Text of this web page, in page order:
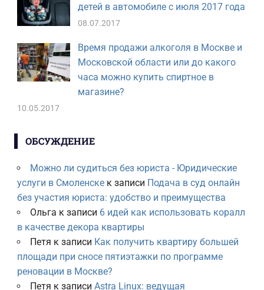
детей в автомобиле с июля 2017 года
08.07.2017
Время продажи алкоголя в Москве и
Московской области или до какого
часа можно купить спиртное в
магазине?
10.05.2017
ОБСУЖДЕНИЕ
Можно ли судиться без юриста - Юридические
услуги в Смоленскек записи Подача в суд онлайн
без участия юриста: удобство и преимущества
Ольга к записи 6 идей как использовать коралл
в качестве декора квартиры
Петя к записи Как получить квартиру большей
площади при сносе пятиэтажки по программе
реновации в Москве?
Петя к записи Astra Linux: ведущая